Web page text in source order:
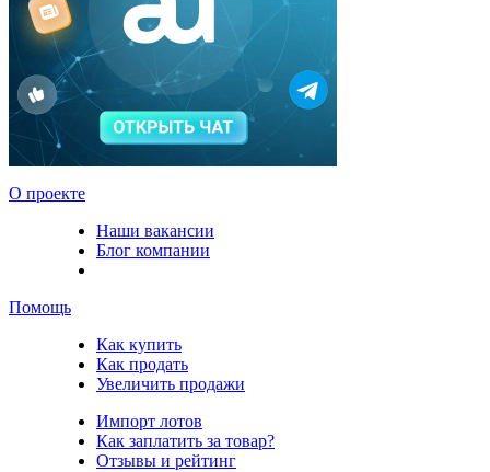
О проекте
Наши вакансии
Блог компании
Помощь
Как купить
Как продать
Увеличить продажи
Импорт лотов
Как заплатить за товар?
Отзывы и рейтинг